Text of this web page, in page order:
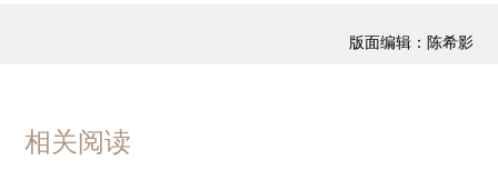
版面编辑：陈希影
相关阅读